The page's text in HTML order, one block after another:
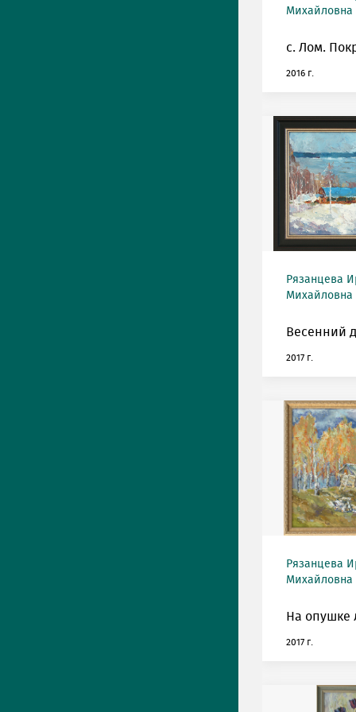
Михайловна
с. Лом.
2016 г.
Рязанцева
Михайловна
Весенний
2017 г.
Рязанцева
Михайловна
На опушке
2017 г.